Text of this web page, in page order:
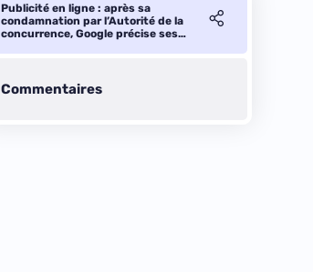
Publicité en ligne : après sa
condamnation par l’Autorité de la
concurrence, Google précise ses
Commentaires